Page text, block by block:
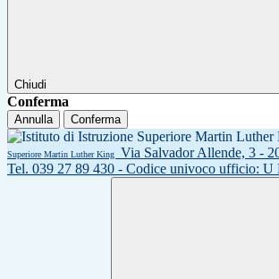
Chiudi
Conferma
Annulla Conferma
Superiore Martin Luther King
Via Salvador Allende, 3 -
Tel. 039 27 89 430 - Codice univoco ufficio: U